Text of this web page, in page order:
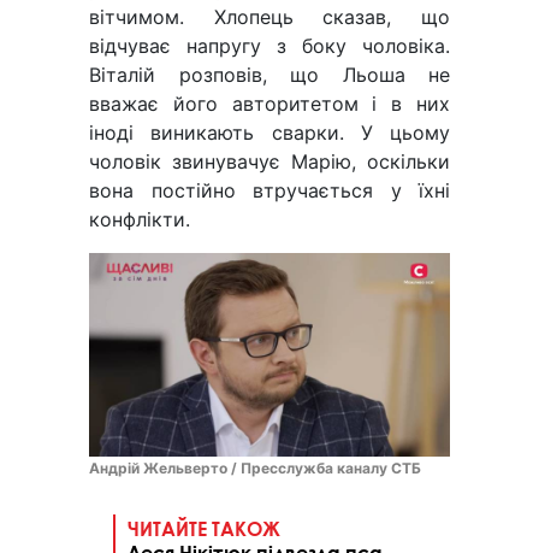
вітчимом. Хлопець сказав, що
відчуває напругу з боку чоловіка.
Віталій розповів, що Льоша не
вважає його авторитетом і в них
іноді виникають сварки. У цьому
чоловік звинувачує Марію, оскільки
вона постійно втручається у їхні
конфлікти.
Андрій Жельверто / Пресслужба каналу СТБ
ЧИТАЙТЕ ТАКОЖ